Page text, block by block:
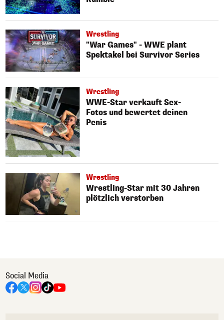
Wrestling
"War Games" - WWE plant
Spektakel bei Survivor Series
Wrestling
WWE-Star verkauft Sex-
Fotos und bewertet deinen
Penis
Wrestling
Wrestling-Star mit 30 Jahren
plötzlich verstorben
Social Media